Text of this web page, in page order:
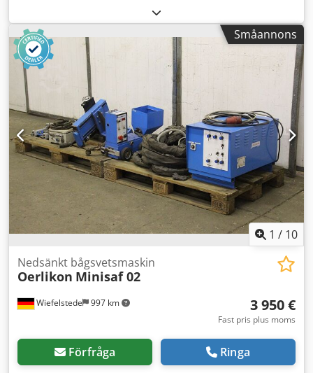
Limappliceringsmaskin Tränklein AM500 Tvåvalsad
limmaskin Serienummer: 2535 Arbetsbredd: 500 mm
Arbetshastighet: 4 - 20 m/min För kall-lim Online
videoinspektion via WhatsApp - MS Zoom - Telegram Finns
i lager Emskirchen/Nürnberg - Omedelbart tillgänglig - Kan
testas Csdpfx Aoyq S Iyjhzorf
Småannons
1 / 10
Wiefelstede 997 km
Nedsänkt bågsvetsmaskin
Oerlikon Minisaf 02
3 950 €
Fast pris plus moms
Förfråga Ringa